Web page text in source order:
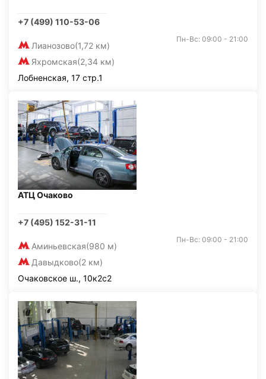
+7 (499) 110-53-06
Лианозово(1,72 км)
Яхромская(2,34 км)
Пн-Вс: 09:00 - 21:00
Лобненская, 17 стр.1
АТЦ Очаково
+7 (495) 152-31-11
Аминьевская(980 м)
Давыдково(2 км)
Пн-Вс: 09:00 - 21:00
Очаковское ш., 10к2с2